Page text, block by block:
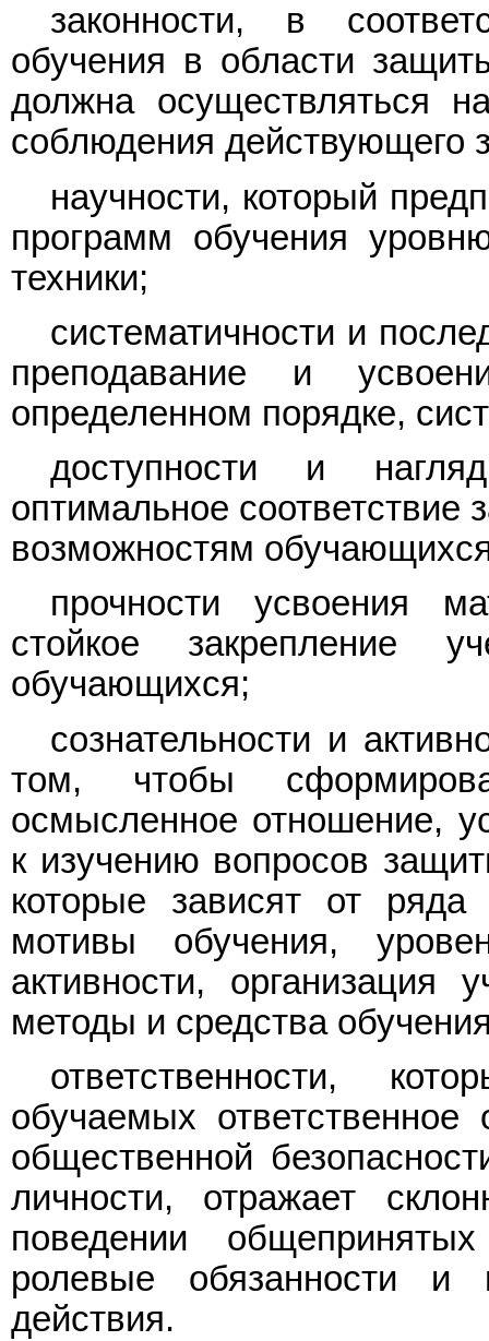
законности, в
обучения в области
должна осуществляться
соблюдения действующего
научности, который
программ обучения
техники;
систематичности и
преподавание и
определенном порядке,
доступности и
оптимальное соответствие
возможностям
прочности усвоения
стойкое закрепление
обучающихся;
сознательности и
том, чтобы
осмысленное отношение,
к изучению вопросов
которые зависят от
мотивы обучения,
активности, организация
методы и средства
ответственности,
обучаемых
общественной
личности, отражает
поведении
ролевые обязанности и
действия.